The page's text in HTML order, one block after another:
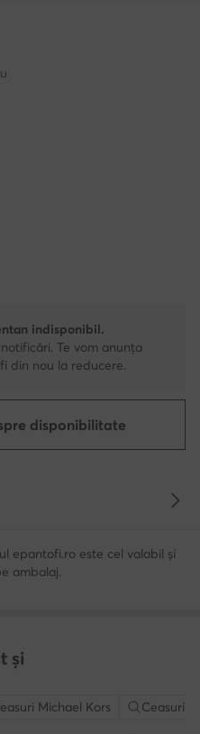
indisponibil.
Te vom anunța
din nou la reducere.
disponibilitate
epantofi.ro este cel valabil și
ambalaj.
și
Michael Kors Ceasuri